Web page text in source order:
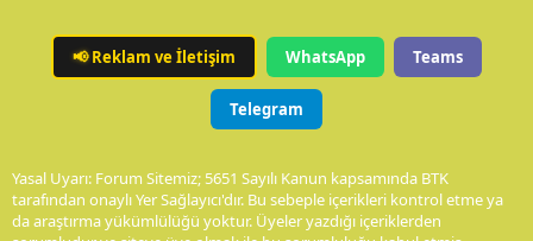
📢Reklam ve İletişim WhatsApp Teams
Telegram
Yasal Uyarı: Forum Sitemiz; 5651 Sayılı Kanun kapsamında BTK
tarafından onaylı Yer Sağlayıcı'dır. Bu sebeple içerikleri kontrol etme ya
da araştırma yükümlülüğü yoktur. Üyeler yazdığı içeriklerden